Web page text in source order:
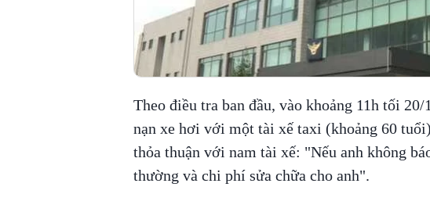
Theo điều tra ban đầu, vào khoảng 11h tối
nạn xe hơi với một tài xế taxi (khoảng 60
thỏa thuận với nam tài xế: "Nếu anh không
thường và chi phí sửa chữa cho anh".